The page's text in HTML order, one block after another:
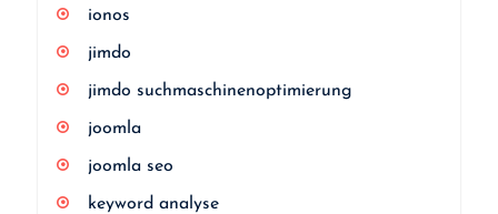
ionos
jimdo
jimdo suchmaschinenoptimierung
joomla
joomla seo
keyword analyse